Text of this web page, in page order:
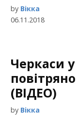
by Вікка
06.11.2018
Черкаси
(ВІДЕО)
by Вікка